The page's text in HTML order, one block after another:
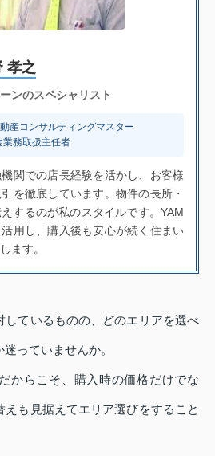
孝之
ンのスペシャリスト
産コンサルティングマスター
業務取扱主任者
関での店長経験を活かし、お客様
を徹底しています。物件の長所・
するのが私のスタイルです。YAM
用し、購入後も安心が続く住まい
ます。
しているものの、どのエリアを選べ
っていませんか。
からこそ、購入時の価格だけでな
えも見据えてエリア選びをすること